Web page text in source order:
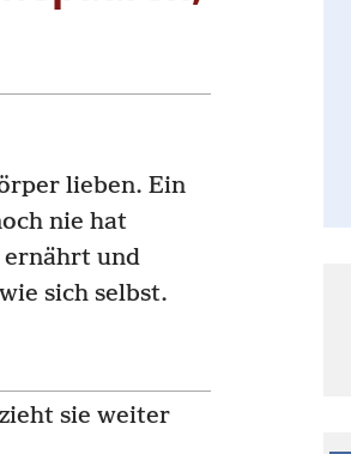
lieben. Ein
nie hat
ernährt und
sich selbst.
sie weiter